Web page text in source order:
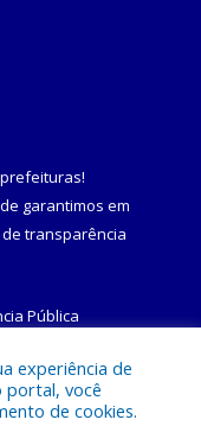
!
garantimos em
transparência
Pública
experiência de
portal, você
de cookies.